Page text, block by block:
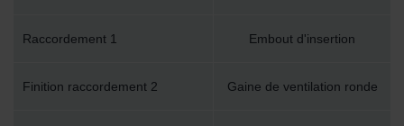
Raccordement 1 Embout d'insertion
Finition raccordement 2 Gaine de ventilation ronde